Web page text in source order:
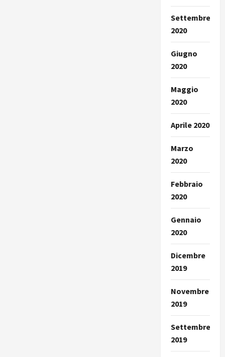
Settembre
2020
Giugno
2020
Maggio
2020
Aprile 2020
Marzo
2020
Febbraio
2020
Gennaio
2020
Dicembre
2019
Novembre
2019
Settembre
2019